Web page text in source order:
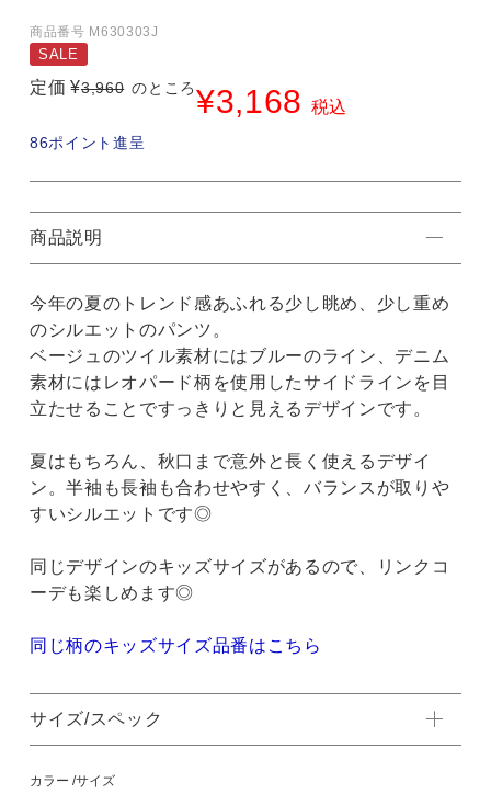
商品番号 M630303J
SALE
定価 ¥3,960 のところ¥3,168 税込
86ポイント進呈
商品説明
今年の夏のトレンド感あふれる少し眺め、少し重め
のシルエットのパンツ。
ベージュのツイル素材にはブルーのライン、デニム
素材にはレオパード柄を使用したサイドラインを目
立たせることですっきりと見えるデザインです。
夏はもちろん、秋口まで意外と長く使えるデザイ
ン。半袖も長袖も合わせやすく、バランスが取りや
すいシルエットです◎
同じデザインのキッズサイズがあるので、リンクコ
ーデも楽しめます◎
同じ柄のキッズサイズ品番はこちら
サイズ/スペック
カラー サイズ